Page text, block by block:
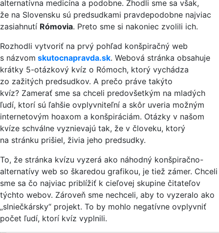
alternatívna medicína a podobne. Zhodli sme sa však,
že na Slovensku sú predsudkami pravdepodobne najviac
zasiahnutí Rómovia. Preto sme si nakoniec zvolili ich.
Rozhodli vytvoriť na prvý pohľad konšpiračný web
s názvom skutocnapravda.sk. Webová stránka obsahuje
krátky 5-otázkový kvíz o Rómoch, ktorý vychádza
zo zažitých predsudkov. A prečo práve takýto
kvíz? Zamerať sme sa chceli predovšetkým na mladých
ľudí, ktorí sú ľahšie ovplyvniteľní a skôr uveria možným
internetovým hoaxom a konšpiráciám. Otázky v našom
kvíze schválne vyznievajú tak, že v človeku, ktorý
na stránku prišiel, živia jeho predsudky.
To, že stránka kvízu vyzerá ako náhodný konšpiračno-
alternatívy web so škaredou grafikou, je tiež zámer. Chceli
sme sa čo najviac priblížiť k cieľovej skupine čitateľov
týchto webov. Zároveň sme nechceli, aby to vyzeralo ako
„slniečkársky“ projekt. To by mohlo negatívne ovplyvniť
počet ľudí, ktorí kvíz vyplnili.